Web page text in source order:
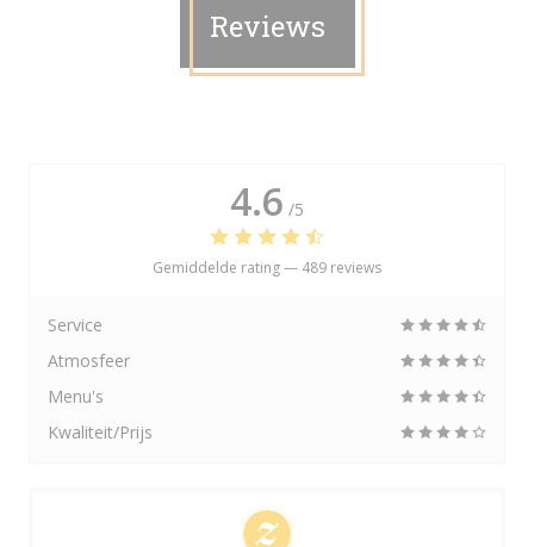
Reviews
4.6 /5
Gemiddelde rating — 489 reviews
Service
Atmosfeer
Menu's
Kwaliteit/Prijs